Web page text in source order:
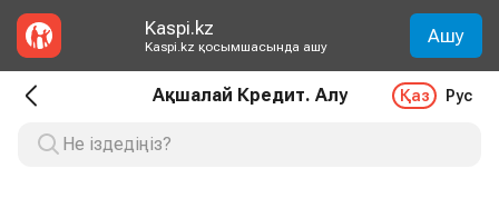
Kaspi.kz
Kaspi.kz қосымшасында ашу Ашу
Ақшалай Кредит. Алу Қаз Рус